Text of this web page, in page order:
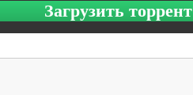
Загрузить торрент